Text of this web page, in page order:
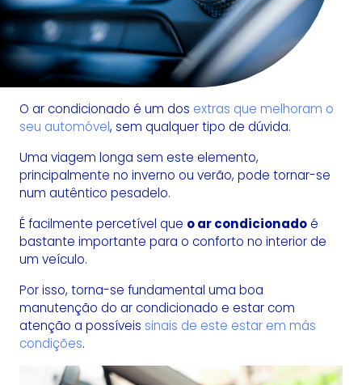
O ar condicionado é um dos extras que melhoram o
seu automóvel, sem qualquer tipo de dúvida.
Uma viagem longa sem este elemento,
principalmente no inverno ou verão, pode tornar-se
num autêntico pesadelo.
É facilmente percetível que o ar condicionadoé
bastante importante para o conforto no interior de
um veículo.
Por isso, torna-se fundamental uma boa
manutenção do ar condicionado e estar com
atenção a possíveis sinais de este estar em más
condições.